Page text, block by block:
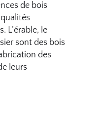
de bois
L’érable, le
sont des bois
des
leurs